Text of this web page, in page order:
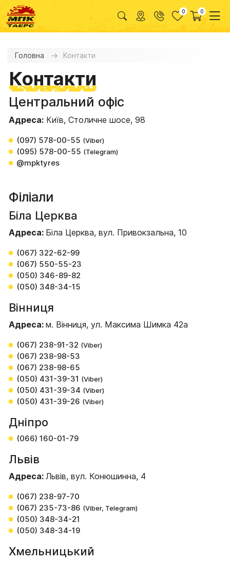
0 0
Головна Контакти
Контакти
Центральний офіс
Адреса:Київ, Столичне шосе, 98
(097) 578-00-55 (Viber)
(095) 578-00-55 (Telegram)
@mpktyres
Філіали
Біла Церква
Адреса: Біла Церква, вул. Привокзальна, 10
(067) 322-62-99
(067) 550-55-23
(050) 346-89-82
(050) 348-34-15
Вінниця
Адреса: м. Вінниця, ул. Максима Шимка 42а
(067) 238-91-32 (Viber)
(067) 238-98-53
(067) 238-98-65
(050) 431-39-31 (Viber)
(050) 431-39-34 (Viber)
(050) 431-39-26 (Viber)
Дніпро
(066) 160-01-79
Львів
Адреса: Львів, вул. Конюшинна, 4
(067) 238-97-70
(067) 235-73-86 (Viber, Telegram)
(050) 348-34-21
(050) 348-34-19
Хмельницький